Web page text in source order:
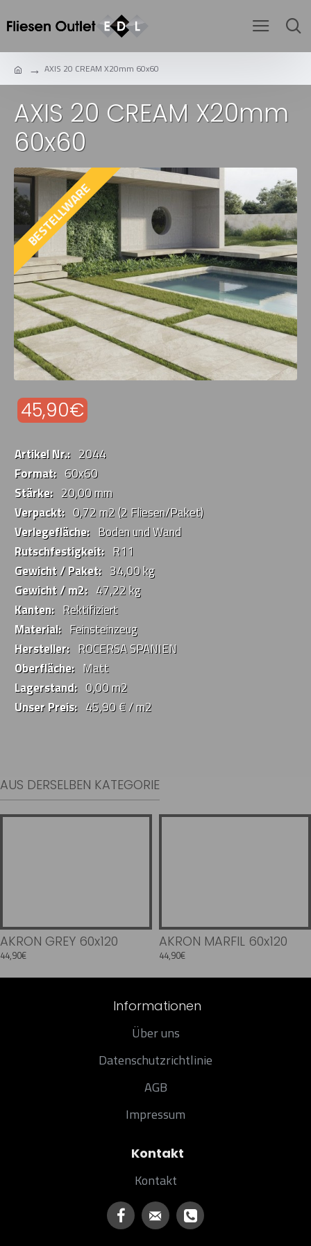
AXIS 20 CREAM X20mm 60x60
AXIS 20 CREAM X20mm
60x60
BESTELLWARE
45,90€
Artikel Nr.: 2044
Format: 60x60
Stärke: 20,00 mm
Verpackt: 0,72 m2 (2 Fliesen/Paket)
Verlegefläche: Boden und Wand
Rutschfestigkeit: R11
Gewicht / Paket: 34,00 kg
Gewicht / m2: 47,22 kg
Kanten: Rektifiziert
Material: Feinsteinzeug
Hersteller: ROCERSA SPANIEN
Oberfläche: Matt
Lagerstand: 0,00 m2
Unser Preis: 45,90 € / m2
AUS DERSELBEN KATEGORIE
AKRON GREY 60x120
44,90€
AKRON MARFIL 60x120
44,90€
Informationen
Über uns
Datenschutzrichtlinie
AGB
Impressum
Kontakt
Kontakt